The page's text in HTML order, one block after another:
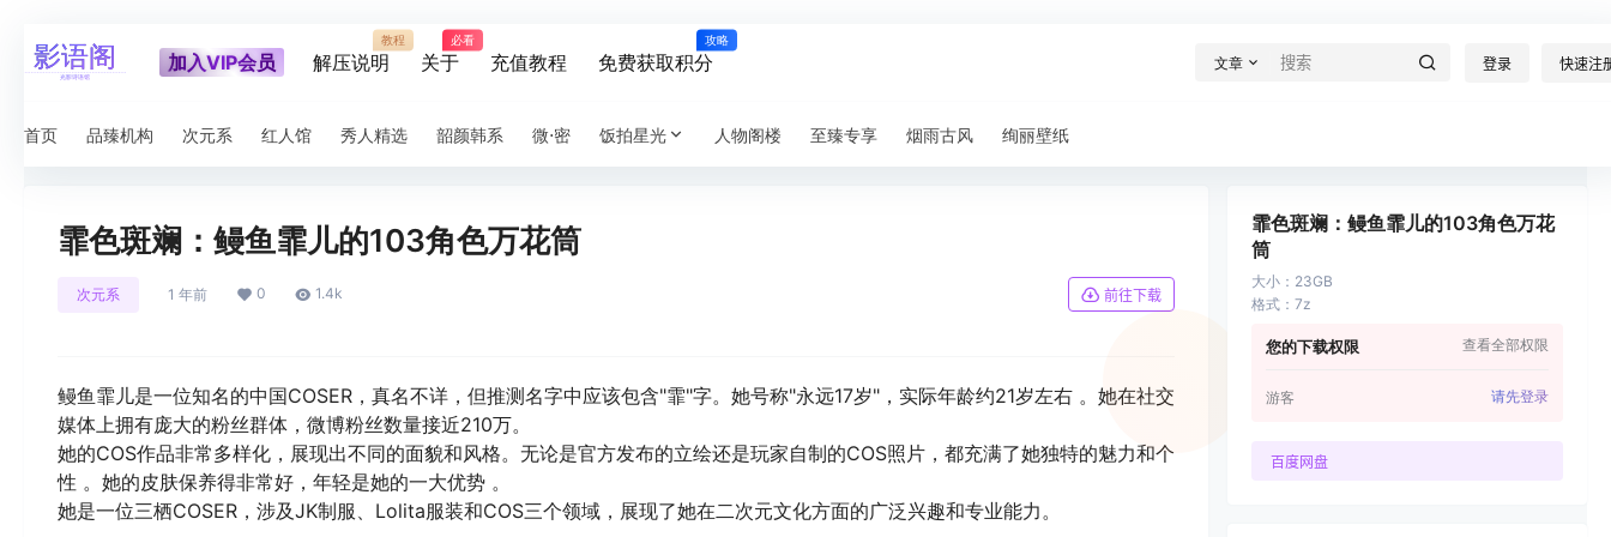
加入VIP会员 解压说明
教程
关于
必看
充值教程 免费获取积分
攻略
文章 登录 快速注
首页 品臻机构 次元系 红人馆 秀人精选 韶颜韩系 微⋅密 饭拍星光 人物阁楼 至臻专享 烟雨古风 绚丽壁纸
霏色斑斓：鳗鱼霏儿的103角色万花筒
次元系 1 年前 0 1.4k 前往下载
鳗鱼霏儿是一位知名的中国COSER，真名不详，但推测名字中应该包含"霏"字。她号称"永远17岁"，实际年龄约21岁左右 。她在社交
媒体上拥有庞大的粉丝群体，微博粉丝数量接近210万。
她的COS作品非常多样化，展现出不同的面貌和风格。无论是官方发布的立绘还是玩家自制的COS照片，都充满了她独特的魅力和个
性 。她的皮肤保养得非常好，年轻是她的一大优势 。
她是一位三栖COSER，涉及JK制服、Lolita服装和COS三个领域，展现了她在二次元文化方面的广泛兴趣和专业能力。
霏色斑斓：鳗鱼霏儿的103角色万花
筒
大小 ： 23GB
格式 ： 7z
您的下载权限 查看全部权限
游客 请先登录
百度网盘